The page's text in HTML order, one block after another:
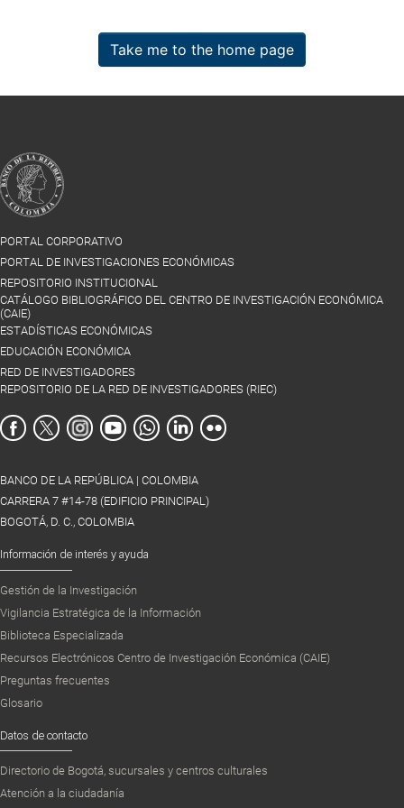
Take me to the home page
PORTAL CORPORATIVO
PORTAL DE INVESTIGACIONES ECONÓMICAS
REPOSITORIO INSTITUCIONAL
CATÁLOGO BIBLIOGRÁFICO DEL CENTRO DE INVESTIGACIÓN ECONÓMICA
(CAIE)
ESTADÍSTICAS ECONÓMICAS
EDUCACIÓN ECONÓMICA
RED DE INVESTIGADORES
REPOSITORIO DE LA RED DE INVESTIGADORES (RIEC)
BANCO DE LA REPÚBLICA | COLOMBIA
CARRERA 7 #14-78 (EDIFICIO PRINCIPAL)
BOGOTÁ, D. C., COLOMBIA
Información de interés y ayuda
Gestión de la Investigación
Vigilancia Estratégica de la Información
Biblioteca Especializada
Recursos Electrónicos Centro de Investigación Económica (CAIE)
Preguntas frecuentes
Glosario
Datos de contacto
Directorio de Bogotá, sucursales y centros culturales
Atención a la ciudadanía